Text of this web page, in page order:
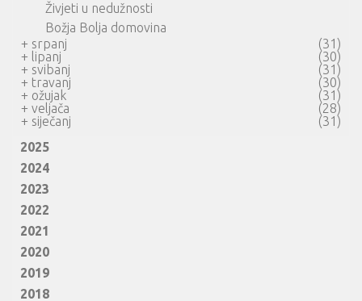
Živjeti u nedužnosti
Božja Bolja domovina
+ srpanj
(31)
+ lipanj
(30)
+ svibanj
(31)
+ travanj
(30)
+ ožujak
(31)
+ veljača
(28)
+ siječanj
(31)
2025
2024
2023
2022
2021
2020
2019
2018